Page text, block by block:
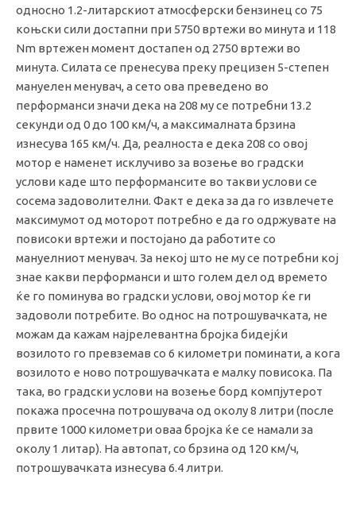
односно 1.2-литарскиот атмосферски бензинец со 75
коњски сили достапни при 5750 вртежи во минута и 118
Nm вртежен момент достапен од 2750 вртежи во
минута. Силата се пренесува преку прецизен 5-степен
мануелен менувач, а сето ова преведено во
перформанси значи дека на 208 му се потребни 13.2
секунди од 0 до 100 км/ч, а максималната брзина
изнесува 165 км/ч. Да, реалноста е дека 208 со овој
мотор е наменет исклучиво за возење во градски
услови каде што перформансите во такви услови се
сосема задоволителни. Факт е дека за да го извлечете
максимумот од моторот потребно е да го одржувате на
повисоки вртежи и постојано да работите со
мануелниот менувач. За некој што не му се потребни кој
знае какви перформанси и што голем дел од времето
ќе го поминува во градски услови, овој мотор ќе ги
задоволи потребите. Во однос на потрошувачката, не
можам да кажам најрелевантна бројка бидејќи
возилото го превземав со 6 километри поминати, а кога
возилото е ново потрошувачката е малку повисока. Па
така, во градски услови на возење борд компјутерот
покажа просечна потрошувача од околу 8 литри (после
првите 1000 километри оваа бројка ќе се намали за
околу 1 литар). На автопат, со брзина од 120 км/ч,
потрошувачката изнесува 6.4 литри.